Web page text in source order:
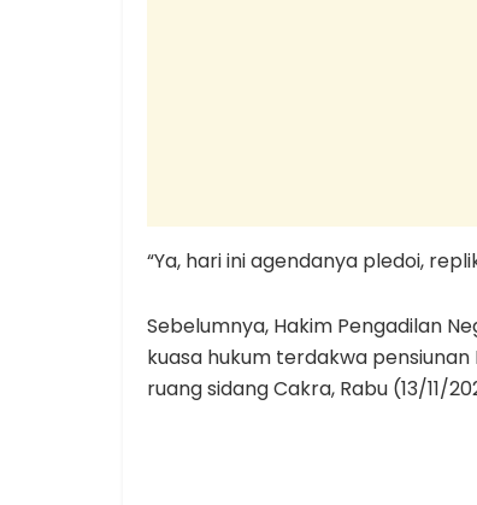
“Ya, hari ini agendanya pledoi,
Sebelumnya, Hakim Pengadilan
kuasa hukum terdakwa pensiunan
ruang sidang Cakra, Rabu (13/11/